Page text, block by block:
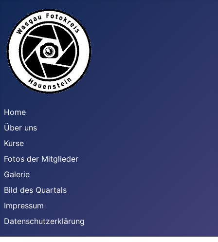
Home
Über uns
Kurse
Fotos der Mitglieder
Galerie
Bild des Quartals
Impressum
Datenschutzerklärung